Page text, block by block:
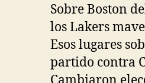
Sobre Boston
los Lakers
Esos lugares
partido contra